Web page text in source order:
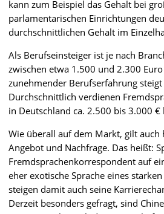
kann zum Beispiel das Gehalt bei
parlamentarischen Einrichtungen
durchschnittlichen Gehalt im
Als Berufseinsteiger ist je nach
zwischen etwa 1.500 und 2.300
zunehmender Berufserfahrung steigt
Durchschnittlich verdienen
in Deutschland ca. 2.500 bis 3.000 €
Wie überall auf dem Markt, gilt auch
Angebot und Nachfrage. Das heißt:
Fremdsprachenkorrespondent auf
eher exotische Sprache eines
steigen damit auch seine
Derzeit besonders gefragt, sind